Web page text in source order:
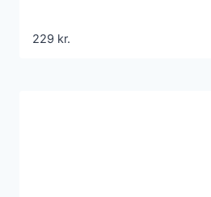
229 kr.